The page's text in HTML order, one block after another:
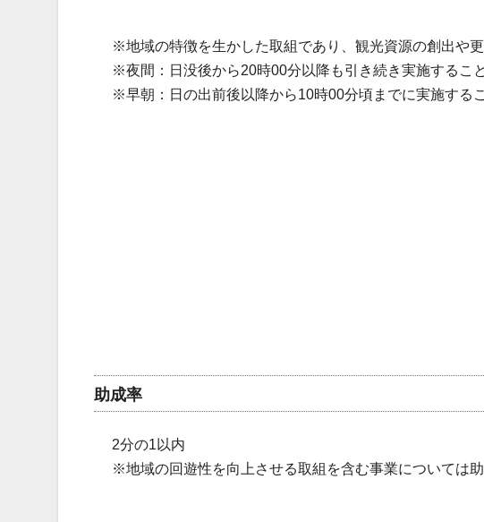
※地域の特徴を生かした取組であり、観光資源の創出や
※夜間：日没後から20時00分以降も引き続き実施すること
※早朝：日の出前後以降から10時00分頃までに実施するこ
助成率
2分の1以内
※地域の回遊性を向上させる取組を含む事業については